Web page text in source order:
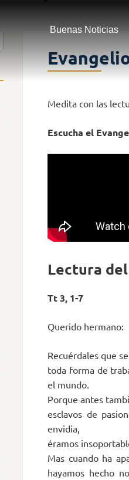
Buenas Noticias
Medita con las
Escucha el
Lectura
Tt 3, 1-7
Querido hermano:
Recuérdales que
toda forma de
el mundo.
Porque antes
esclavos de
envidia,
éramos
Mas cuando ha
hayamos hecho